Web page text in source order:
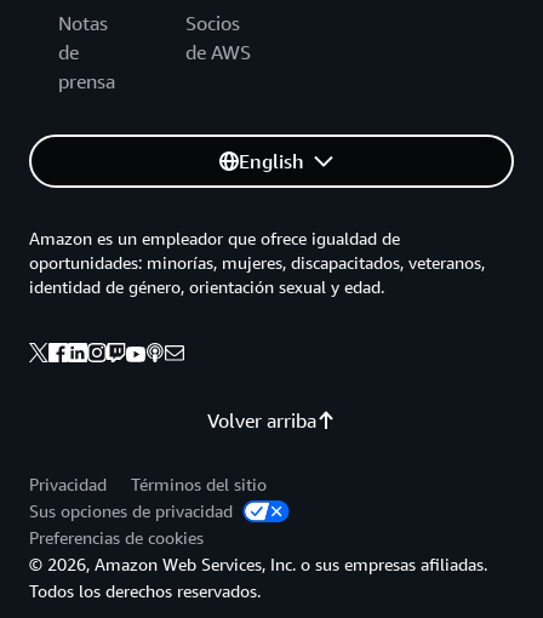
Notas
de
prensa
Socios
de AWS
English
Volver arriba
Amazon es un empleador que ofrece igualdad de
oportunidades: minorías, mujeres, discapacitados, veteranos,
identidad de género, orientación sexual y edad.
Privacidad
Términos del sitio
Sus opciones de privacidad
Preferencias de cookies
© 2026, Amazon Web Services, Inc. o sus empresas afiliadas.
Todos los derechos reservados.